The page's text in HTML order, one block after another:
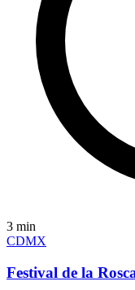
3 min
CDMX
Festival de la